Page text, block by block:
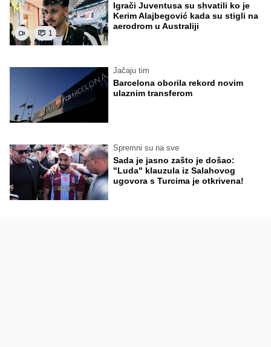
1
Igrači Juventusa su shvatili ko je
Kerim Alajbegović kada su stigli na
aerodrom u Australiji
Jačaju tim
Barcelona oborila rekord novim
ulaznim transferom
Spremni su na sve
Sada je jasno zašto je došao:
"Luda" klauzula iz Salahovog
ugovora s Turcima je otkrivena!